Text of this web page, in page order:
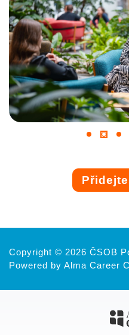
Copyright © 2026 ČSOB
Powered by Alma Career